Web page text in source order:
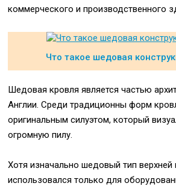
коммерческого и производственного
Что такое шедовая
Шедовая кровля является частью
Англии. Среди традиционны форм
оригинальным силуэтом, который
огромную пилу.
Хотя изначально шедовый тип верхней
использовался только для